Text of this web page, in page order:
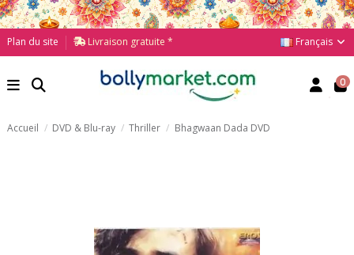
Plan du site Livraison gratuite * Français
0
Accueil DVD & Blu-ray Thriller Bhagwaan Dada DVD